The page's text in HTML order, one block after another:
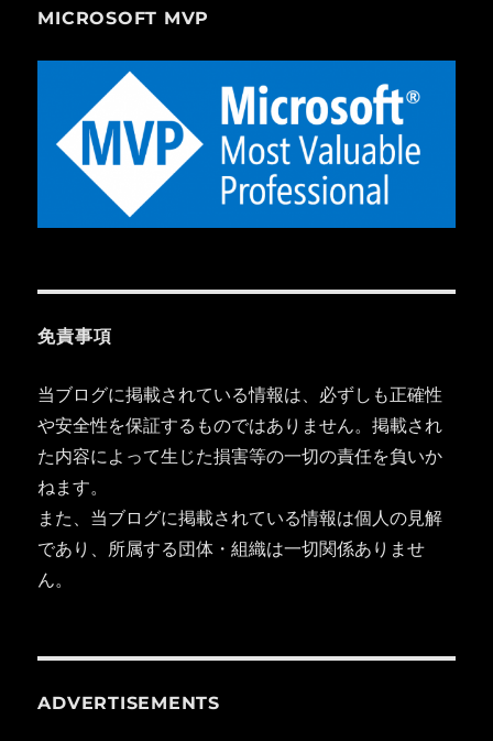
MICROSOFT MVP
免責事項
当ブログに掲載されている情報は、必ずしも正確性
や安全性を保証するものではありません。掲載され
た内容によって生じた損害等の一切の責任を負いか
ねます。
また、当ブログに掲載されている情報は個人の見解
であり、所属する団体・組織は一切関係ありませ
ん。
ADVERTISEMENTS